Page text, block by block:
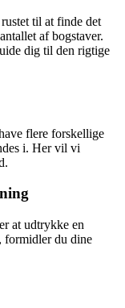
til at finde det
af bogstaver.
dig til den rigtige
flere forskellige
i. Her vil vi
at udtrykke en
formidler du dine